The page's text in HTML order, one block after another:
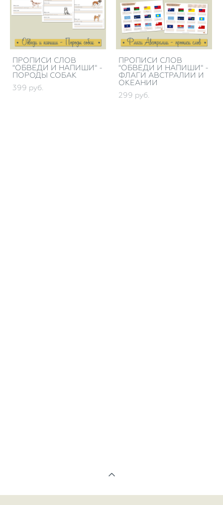
ПРОПИСИ СЛОВ
"ОБВЕДИ И НАПИШИ" -
ПОРОДЫ СОБАК
399 pуб.
ПРОПИСИ СЛОВ
"ОБВЕДИ И НАПИШИ" -
ФЛАГИ АВСТРАЛИИ И
ОКЕАНИИ
299 pуб.